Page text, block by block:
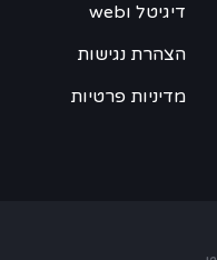
דיגיטל וweb
הצהרת נגישות
מדיניות פרטיות